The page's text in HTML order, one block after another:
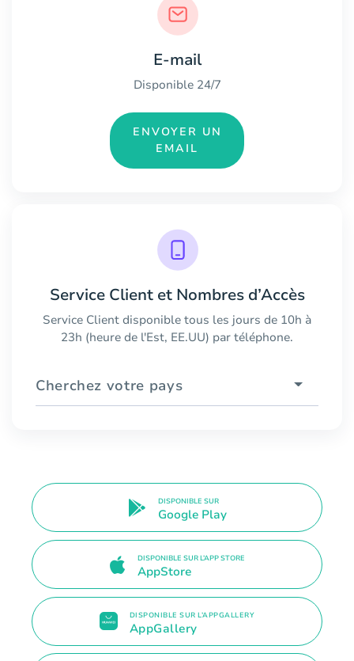
E-mail
Disponible 24/7
ENVOYER UN
EMAIL
Service Client et Nombres d’Accès
Service Client disponible tous les jours de 10h à
23h (heure de l'Est, EE.UU) par téléphone.
Cherchez votre pays
DISPONIBLE SUR
Google Play
DISPONIBLE SUR L’APP STORE
AppStore
DISPONIBLE SUR L’APPGALLERY
AppGallery